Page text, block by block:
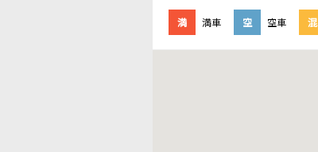
満 満車 空 空車 混